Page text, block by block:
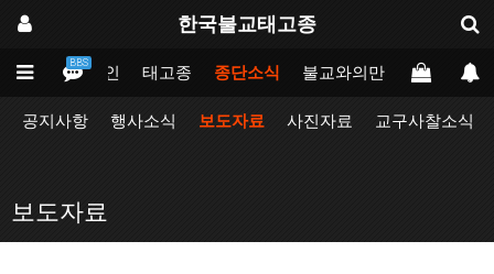
한국불교태고종
BBS
메인 태고종 종단소식 불교와의만남 업무포털
공지사항 행사소식 보도자료 사진자료 교구사찰소식
보도자료